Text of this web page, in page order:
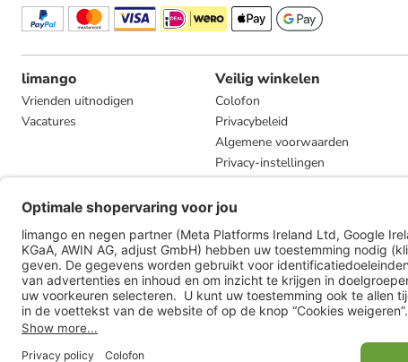
limango
Vrienden uitnodigen
Vacatures
Veilig winkelen
Colofon
Privacybeleid
Algemene voorwaarden
Privacy-instellingen
Compliance